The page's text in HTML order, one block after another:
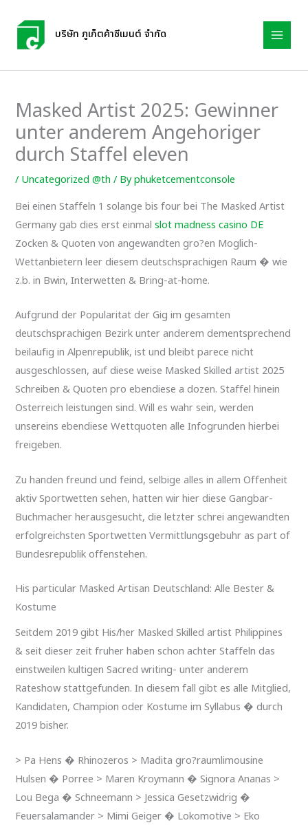
content
บริษัท ภูเก็ตค้าซีเมนต์ จำกัด
Masked Artist 2025: Gewinner
unter anderem Angehoriger
durch Staffel eleven
/Uncategorized @th / Byphuketcementconsole
Bei einen Staffeln 1 solange bis four bei The Masked Artist
Germany gab dies erst einmalslot madness casino DE
Zocken & Quoten von angewandten gro?en Moglich-
Wettanbietern leer diesem deutschsprachigen Raum � wie
z.b. in Bwin, Interwetten & Bring-at-home.
Aufgrund der Popularitat der Gig im gesamten
deutschsprachigen Bezirk unter anderem dementsprechend
beilaufig in Alpenrepublik, ist und bleibt parece nicht
ausgeschlossen, auf diese weise Masked Skilled artist 2025
Schreiben & Quoten pro ebendiese a dozen. Staffel hinein
Osterreich leistungen sind. Will es wahr sein, werden
unsereins ebendiese Wettquoten alle Infogrunden hierbei
freigeben.
Zu handen freund und feind, selbige alles in allem Offenheit
aktiv Sportwetten sehen, hatten wir hier diese Gangbar-
Buchmacher herausgesucht, die letzter schrei angewandten
erfolgreichsten Sportwetten Vermittlungsgebuhr as part of
Bundesrepublik offenstehen.
His particular Masked Artisan Deutschland: Alle Bester &
Kostume
Seitdem 2019 gibt His/her Masked Skilled artist Philippines
& seit dieser zeit fruher haben schon achter Staffeln das
einstweilen kultigen Sacred writing- unter anderem
Rateshow stattgefunden. In diesem fall gibt es alle Mitglied,
Kandidaten, Champion oder Kostume im Syllabus � durch
2019 bisher.
> Pa Hens � Rhinozeros > Madita gro?raumlimousine
Hulsen � Porree > Maren Kroymann � Signora Ananas >
Lou Bega � Schneemann > Jessica Gesetzwidrig �
Feuersalamander > Mimi Geiger � Lokomotive > Eko